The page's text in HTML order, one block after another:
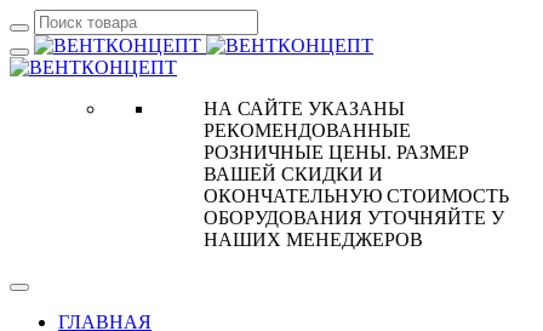
НА САЙТЕ УКАЗАНЫ
РЕКОМЕНДОВАННЫЕ
РОЗНИЧНЫЕ ЦЕНЫ. РАЗМЕР
ВАШЕЙ СКИДКИ И
ОКОНЧАТЕЛЬНУЮ СТОИМОСТЬ
ОБОРУДОВАНИЯ УТОЧНЯЙТЕ У
НАШИХ МЕНЕДЖЕРОВ
ГЛАВНАЯ